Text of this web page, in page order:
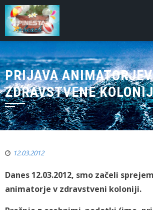
PRIJAVA
ZDRAVSTVENE
12.03.2012
Danes 12.03.2012, smo začeli
animatorje v zdravstveni koloniji.